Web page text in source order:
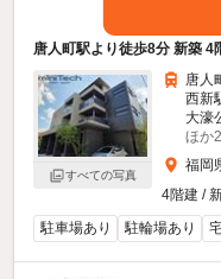
唐人町駅より徒歩8分 新築 4
すべての写真
唐人
西新
大濠
ほか
福岡
4階建 /
駐車場あり
駐輪場あり